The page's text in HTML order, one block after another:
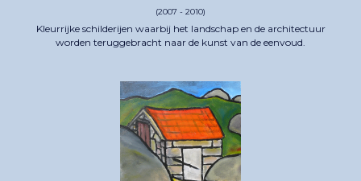
(2007 - 2010)
Kleurrijke schilderijen waarbij het landschap en de architectuur
worden teruggebracht naar de kunst van de eenvoud.